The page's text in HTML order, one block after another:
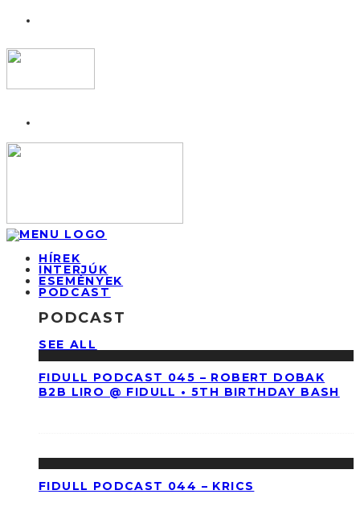
HÍREK
INTERJÚK
ESEMÉNYEK
PODCAST
PODCAST
SEE ALL
FIDULL PODCAST 045 – ROBERT DOBAK
B2B LIRO @ FIDULL • 5TH BIRTHDAY BASH
FIDULL PODCAST 044 – KRICS